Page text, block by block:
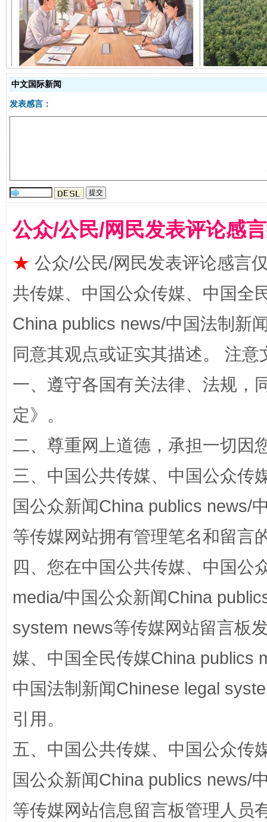
揭开“小金库”的免责幌子
受贿1.44亿！段成刚被判无期
阿坝州三大球赛在茂县开幕 规模
国家大学科技园优化重塑工作
扯下公款旅游的“隐身衣” 如何以
中文国际新闻
发表感言：
公众/公民/网民发表评论感
★ 公众/公民/网民发表评论感言
共传媒、中国公众传媒、中国全
China publics news/中国法制新
同意其观点或证实其描述。 注
一、遵守各国有关法律、法规，
定》。
二、尊重网上道德，承担一切因
三、中国公共传媒、中国公众传
国公众新闻China publics news/
等传媒网站拥有管理笔名和留言
四、您在中国公共传媒、中国公
media/中国公众新闻China
system news等传媒网站留言板
媒、中国全民传媒China publics
中国法制新闻Chinese legal
引用。
五、中国公共传媒、中国公众传
国公众新闻China publics news/
等传媒网站信息留言板管理人员